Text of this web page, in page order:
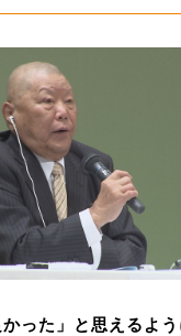
かった」と思えるよ